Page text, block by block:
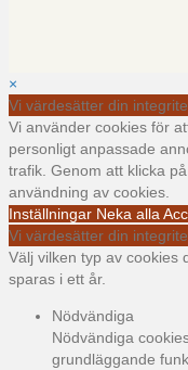
×
Vi värdesätter din
Vi använder cookies för
personligt anpassade
trafik. Genom att klicka
användning av cookies.
Inställningar Neka alla
Vi värdesätter din
Välj vilken typ av cookies
sparas i ett år.
Nödvändiga
Nödvändiga
grundläggande